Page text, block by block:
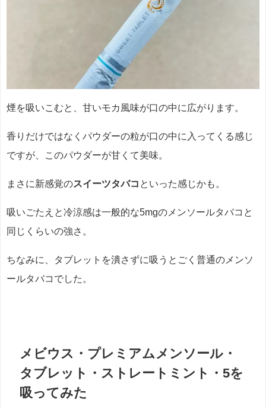
煙を吸いこむと、甘いモカ風味が口の中に広がります。
香りだけではなくパウダーの粒が口の中に入ってくる感じ
ですが、このパウダーが甘くて美味。
まさに新感覚のスイーツタバコ といった感じかも。
吸いごたえと冷涼感は一般的な5mgのメンソールタバコと
同じくらいの強さ。
ちなみに、タブレットを潰さずに吸うとごく普通のメンソ
ールタバコでした。
メビウス・プレミアムメンソール・
タブレット・ストレートミント・5を
吸ってみた